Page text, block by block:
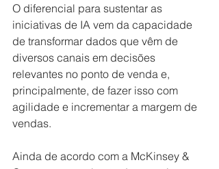
O diferencial para sustentar as
iniciativas de IA vem da capacidade
de transformar dados que vêm de
diversos canais em decisões
relevantes no ponto de venda e,
principalmente, de fazer isso com
agilidade e incrementar a margem de
vendas.
Ainda de acordo com a McKinsey &